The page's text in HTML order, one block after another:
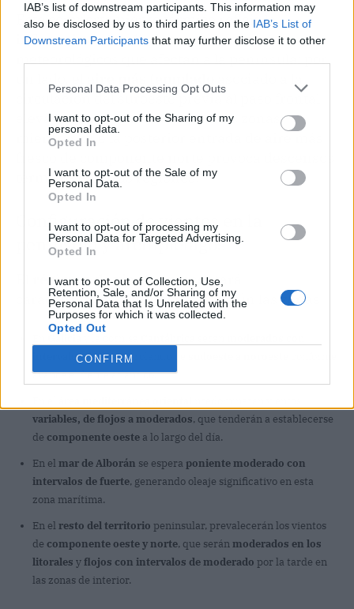
IAB’s list of downstream participants. This information may
also be disclosed by us to third parties on the IAB’s List of
Downstream Participants that may further disclose it to other
Personal Data Processing Opt Outs
I want to opt-out of the Sharing of my
personal data.
Opted In
I want to opt-out of the Sale of my
Personal Data.
Opted In
I want to opt-out of processing my
Personal Data for Targeted Advertising.
Opted In
I want to opt-out of Collection, Use,
Retention, Sale, and/or Sharing of my
Personal Data that Is Unrelated with the
Purposes for which it was collected.
Opted Out
CONFIRM
Este comportamiento térmico refleja la
influencia de los distintos sistemas
meteorológicos que afectan a la península: por
circulación del suroeste previa al paso frontal
eleva las temperaturas en ciertas zonas,
mientras que la posterior entrada de aire más
térmicos en otras regiones.
Configuración de vientos en la
península y archipiélagos
régimen de vientospresentará
características diferenciadas según las zonas:
Galicia
intervalos de fuerte, rolando de
avance el frente atlántico.
variables, de flojos a moderados, que tenderán a establecerse
de componente oeste a lo largo del día.
En el mar de Alborán se espera poniente moderado con
intervalos de fuerte, generando oleaje significativo en esta
zona marítima.
En el resto del territorio peninsular, prevalecerán los vientos
de componente oeste y norte, que seránmoderados en los
litorales yflojos con intervalos de moderado por la tarde en
las zonas de interior.